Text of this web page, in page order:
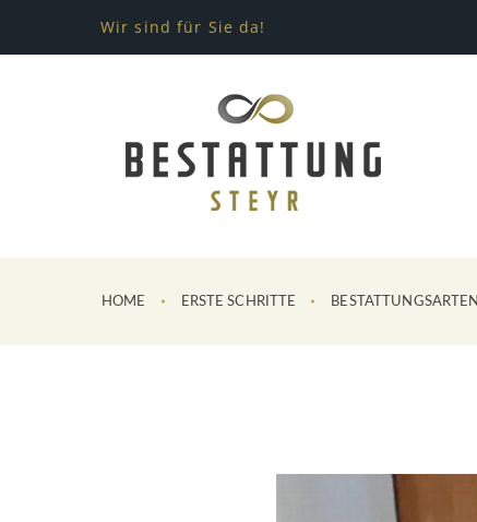
Wir sind für Sie da!
HOME ERSTE SCHRITTE BESTATTUNGSARTEN